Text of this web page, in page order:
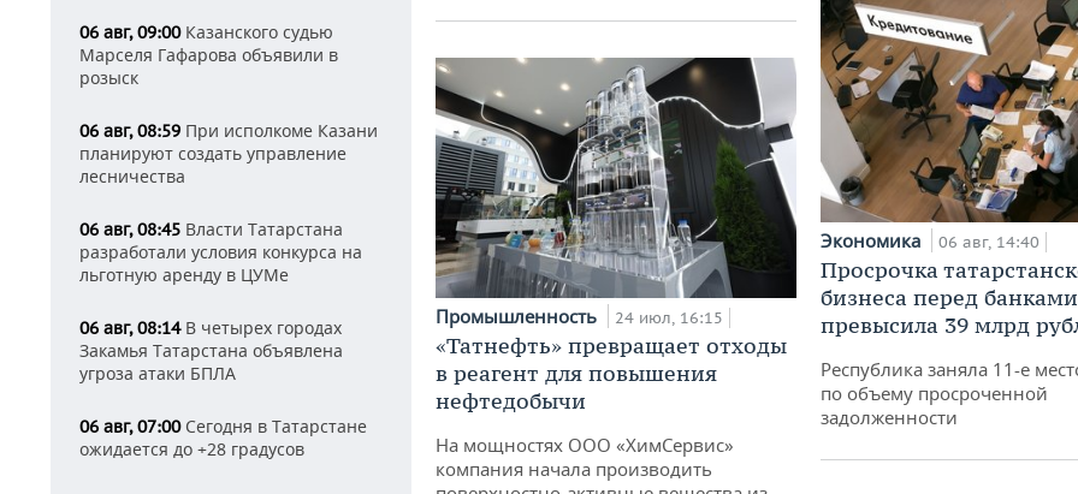
06 авг, 09:00Казанского судью
Марселя Гафарова объявили в
розыск
06 авг, 08:59 При исполкоме Казани
планируют создать управление
лесничества
06 авг, 08:45 Власти Татарстана
разработали условия конкурса на
льготную аренду в ЦУМе
06 авг, 08:14В четырех городах
Закамья Татарстана объявлена
угроза атаки БПЛА
06 авг, 07:00Сегодня в Татарстане
ожидается до +28 градусов
Промышленность 24 июл, 16:15
«Татнефть» превращает отходы
в реагент для повышения
нефтедобычи
На мощностях ООО «ХимСервис»
компания начала производить
Экономика 06 авг, 14:40
Просрочка
бизнеса перед банками
превысила 39 млрд
Республика заняла 11-е
по объему просроченной
задолженности